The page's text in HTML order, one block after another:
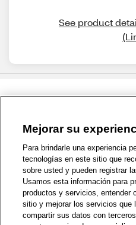
See product
1-800-679-9691 | Contáctenos |
Política de Privacidad | WA
Zona de Bienestar | ©
Mejorar su
Para brindarle una experiencia
tecnologías en este sitio que
sobre usted y pueden registrar
Usamos esta información para
productos y servicios, entender
sitio y mejorar los servicios que
compartir sus datos con